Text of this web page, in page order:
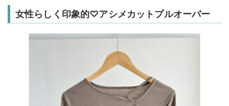
女性らしく印象的♡アシメカットプルオーバー